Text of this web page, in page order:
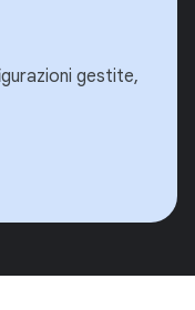
gestite,